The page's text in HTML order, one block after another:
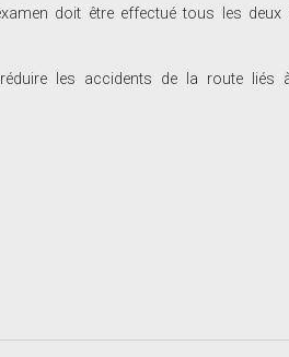
doit être effectué tous les
les accidents de la route liés